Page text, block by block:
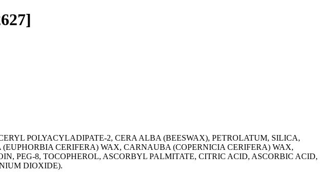
POLYACYLADIPATE-2, CERA ALBA (BEESWAX), PETROLATUM, SILICA,
CERIFERA) WAX, CARNAUBA (COPERNICIA CERIFERA) WAX,
PEG-8, TOCOPHEROL, ASCORBYL PALMITATE, CITRIC ACID, ASCORBIC ACID,
DIOXIDE).